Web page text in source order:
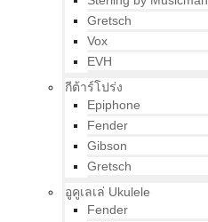
Gretsch
Vox
EVH
กีต้าร์โปร่ง
Epiphone
Fender
Gibson
Gretsch
อูคูเลเล่ Ukulele
Fender